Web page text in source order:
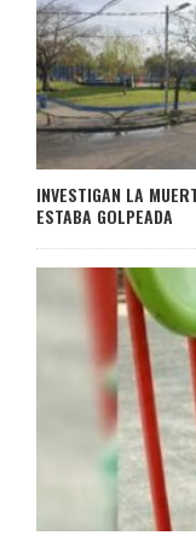
INVESTIGAN LA
ESTABA GOLPEADA